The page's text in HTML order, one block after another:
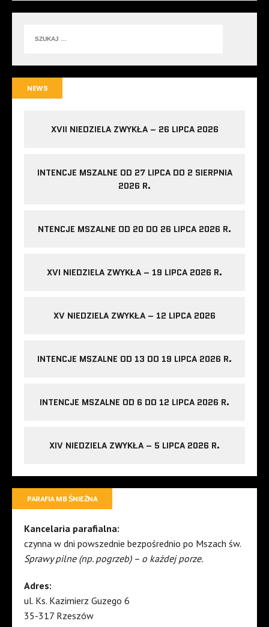
NEWS
XVII NIEDZIELA ZWYKŁA – 26 LIPCA 2026
INTENCJE MSZALNE OD 27 LIPCA DO 2 SIERPNIA
2026 R.
NTENCJE MSZALNE OD 20 DO 26 LIPCA 2026 R.
XVI NIEDZIELA ZWYKŁA – 19 LIPCA 2026 R.
XV NIEDZIELA ZWYKŁA – 12 LIPCA 2026
INTENCJE MSZALNE OD 13 DO 19 LIPCA 2026 R.
INTENCJE MSZALNE OD 6 DO 12 LIPCA 2026 R.
XIV NIEDZIELA ZWYKŁA – 5 LIPCA 2026 R.
PARAFIA MB ŚNIEŻNA
Kancelaria parafialna:
czynna w dni powszednie bezpośrednio po Mszach św.
Sprawy pilne (np. pogrzeb) – o każdej porze.
Adres:
ul. Ks. Kazimierz Guzego 6
35-317 Rzeszów